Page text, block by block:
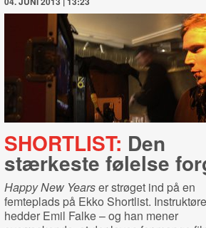
SHORTLIST: Den
stærkeste følelse
Happy New Yearser strøget ind på en
femteplads på Ekko Shortlist.
hedder Emil Falke – og han mener